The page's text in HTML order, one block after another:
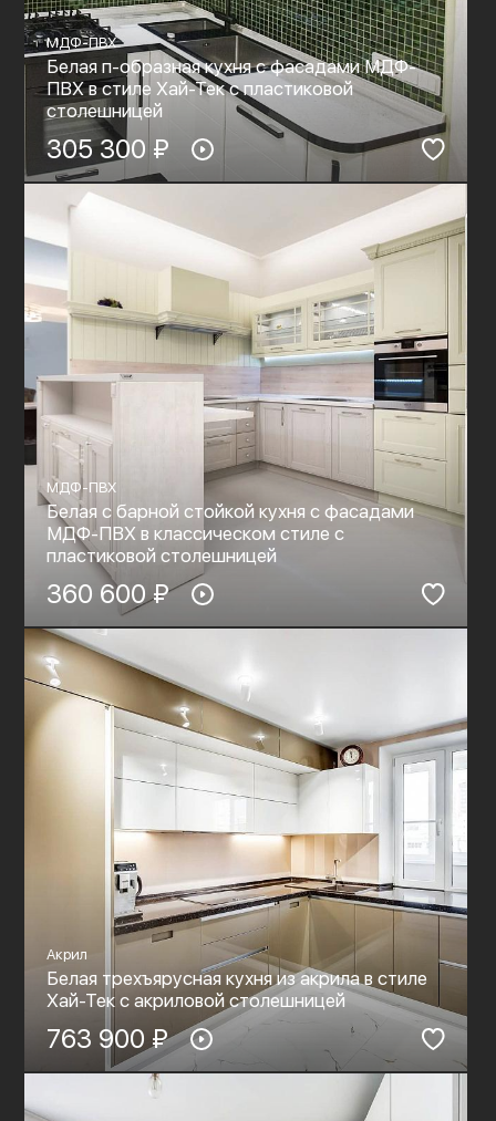
МДФ-ПВХ
Белая п-образная кухня с фасадами МДФ-
ПВХ в стиле Хай-Тек с пластиковой
столешницей
305 300 ₽
МДФ-ПВХ
Белая с барной стойкой кухня с фасадами
МДФ-ПВХ в классическом стиле с
пластиковой столешницей
360 600 ₽
Акрил
Белая трехъярусная кухня из акрила в стиле
Хай-Тек c акриловой столешницей
763 900 ₽